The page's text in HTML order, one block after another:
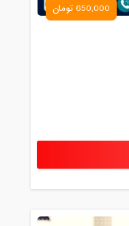
650,000 تومان